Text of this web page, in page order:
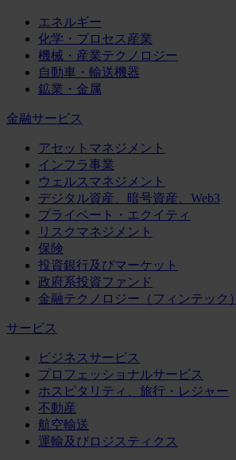
エネルギー
化学・プロセス産業
機械・産業テクノロジー
自動車・輸送機器
鉱業・金属
金融サービス
アセットマネジメント
インフラ事業
ウェルスマネジメント
デジタル資産、暗号資産、Web3
プライベート・エクイティ
リスクマネジメント
保険
投資銀行及びマーケット
政府系投資ファンド
金融テクノロジー（フィンテック）
サービス
ビジネスサービス
プロフェッショナルサービス
ホスピタリティ、旅行・レジャー
不動産
航空輸送
運輸及びロジスティクス